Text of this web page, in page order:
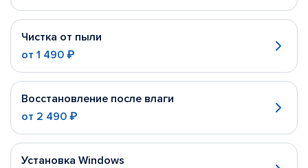
Чистка от пыли
от 1 490 ₽
Восстановление после влаги
от 2 490 ₽
Установка Windows